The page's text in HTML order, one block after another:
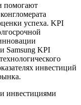
помогают
успеха. KPI
Samsung KPI
инвестиций
инвестициями